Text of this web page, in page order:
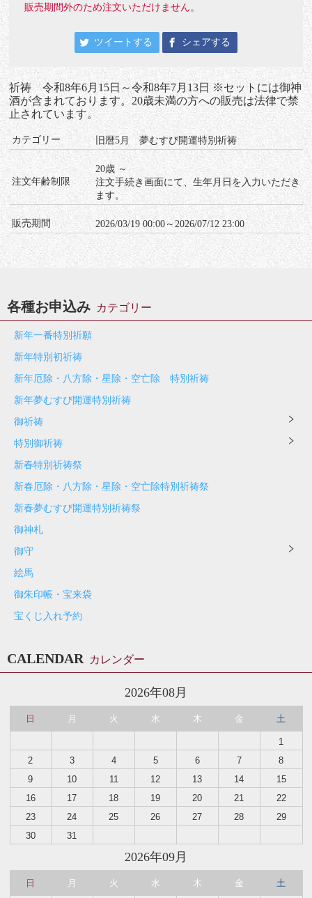
販売期間外のため注文いただけません。
ツイートする シェアする
祈祷 令和8年6月15日～令和8年7月13日 ※セットには御神
酒が含まれております。20歳未満の方への販売は法律で禁
止されています。
カテゴリー 旧暦5月 夢むすび開運特別祈祷
注文年齢制限
20歳 ～
注文手続き画面にて、生年月日を入力いただき
ます。
販売期間 2026/03/19 00:00～2026/07/12 23:00
各種お申込み カテゴリー
新年一番特別祈願
新年特別初祈祷
新年厄除・八方除・星除・空亡除 特別祈祷
新年夢むすび開運特別祈祷
御祈祷
特別御祈祷
新春特別祈祷祭
新春厄除・八方除・星除・空亡除特別祈祷祭
新春夢むすび開運特別祈祷祭
御神札
御守
絵馬
御朱印帳・宝来袋
宝くじ入れ予約
CALENDAR カレンダー
2026年08月
日 月 火 水 木 金 土
1
2
3 4 5 6 7
8
9
10 11 12 13 14
15
16
17 18 19 20 21
22
23
24 25 26 27 28
29
30
31
2026年09月
日 月 火 水 木 金 土